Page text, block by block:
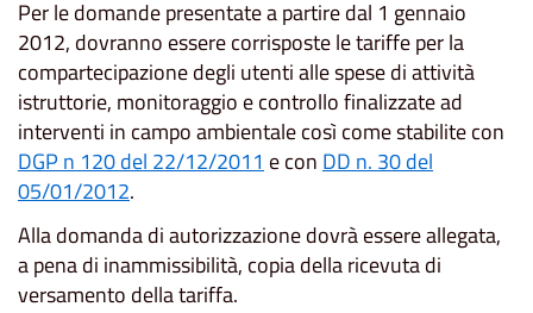
Per le domande presentate a partire dal 1 gennaio
2012, dovranno essere corrisposte le tariffe per la
compartecipazione degli utenti alle spese di attività
istruttorie, monitoraggio e controllo finalizzate ad
interventi in campo ambientale così come stabilite con
DGP n 120 del 22/12/2011 e con DD n. 30 del
05/01/2012.
Alla domanda di autorizzazione dovrà essere allegata,
a pena di inammissibilità, copia della ricevuta di
versamento della tariffa.